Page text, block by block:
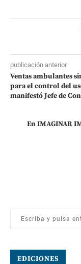
publicación anterior
Ventas ambulantes
para el control del
manifestó Jefe de
En IMAGINAR
EDICIONES